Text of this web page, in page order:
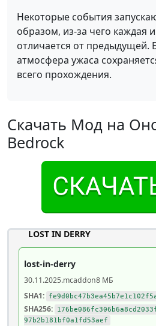
Некоторые события
образом, из-за чего каждая
отличается от предыдущей.
атмосфера ужаса
всего прохождения.
Скачать Мод на
Bedrock
LOST IN DERRY
lost-in-derry
30.11.2025.mcaddon8 МБ
SHA1:
SHA256:
97b2b181bf0a1fd53aef